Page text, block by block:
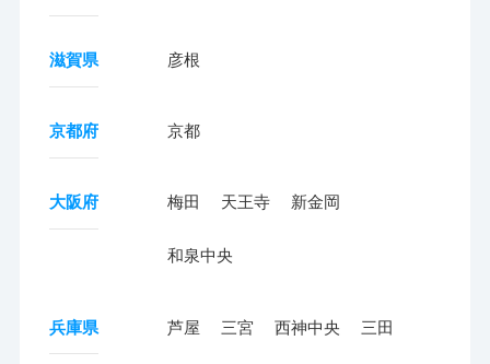
滋賀県 彦根
京都府 京都
大阪府 梅田 天王寺 新金岡
和泉中央
兵庫県 芦屋 三宮 西神中央 三田